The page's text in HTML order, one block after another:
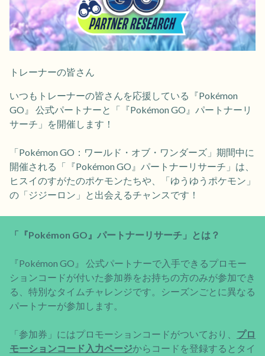
トレーナーの皆さん
いつもトレーナーの皆さんを応援している『Pokémon
GO』 公式パートナーと「『Pokémon GO』パートナーリ
サーチ」を開催します！
「Pokémon GO：ワールド・オブ・ワンダーズ」期間中に
開催される「『Pokémon GO』パートナーリサーチ」は、
ヒスイのすがたのポケモンたちや、「ゆうゆうポケモン」
の「ジジーロン」と出会えるチャンスです！
「『Pokémon GO』パートナーリサーチ」とは？
『Pokémon GO』 公式パートナーで入手できるプロモー
ションコードが付いた参加券をお持ちの方のみが参加でき
る、特別なタイムチャレンジです。シーズンごとに異なる
パートナーが参加します。
「参加券」にはプロモーションコードがついており、 プロ
モーションコード入力ページからコードを登録するとタイ